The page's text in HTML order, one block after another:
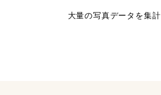
大量の写真データを集計